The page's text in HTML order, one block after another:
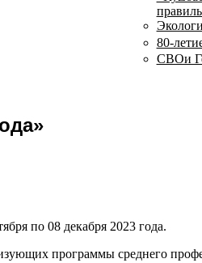
80-
СВОи
по 08 декабря 2023 года.
программы среднего